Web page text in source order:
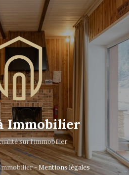
Immobilier
sur l'immobilier
-Mentions légales